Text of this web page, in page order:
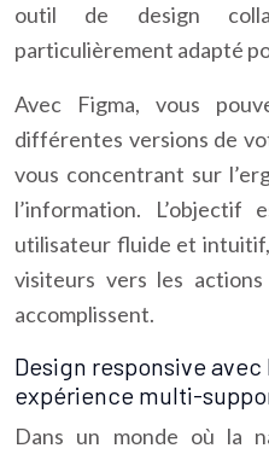
outil de design
particulièrement adapté
Avec Figma, vous
différentes versions de
vous concentrant sur
l’information.
utilisateur fluide et
visiteurs vers les
accomplissent.
Design responsive
expérience multi-
Dans un monde où la